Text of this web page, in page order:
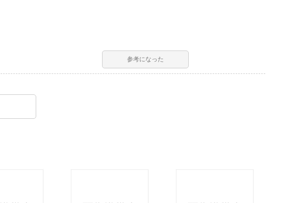
参考になった